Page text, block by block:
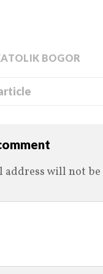
BOGOR
address will not